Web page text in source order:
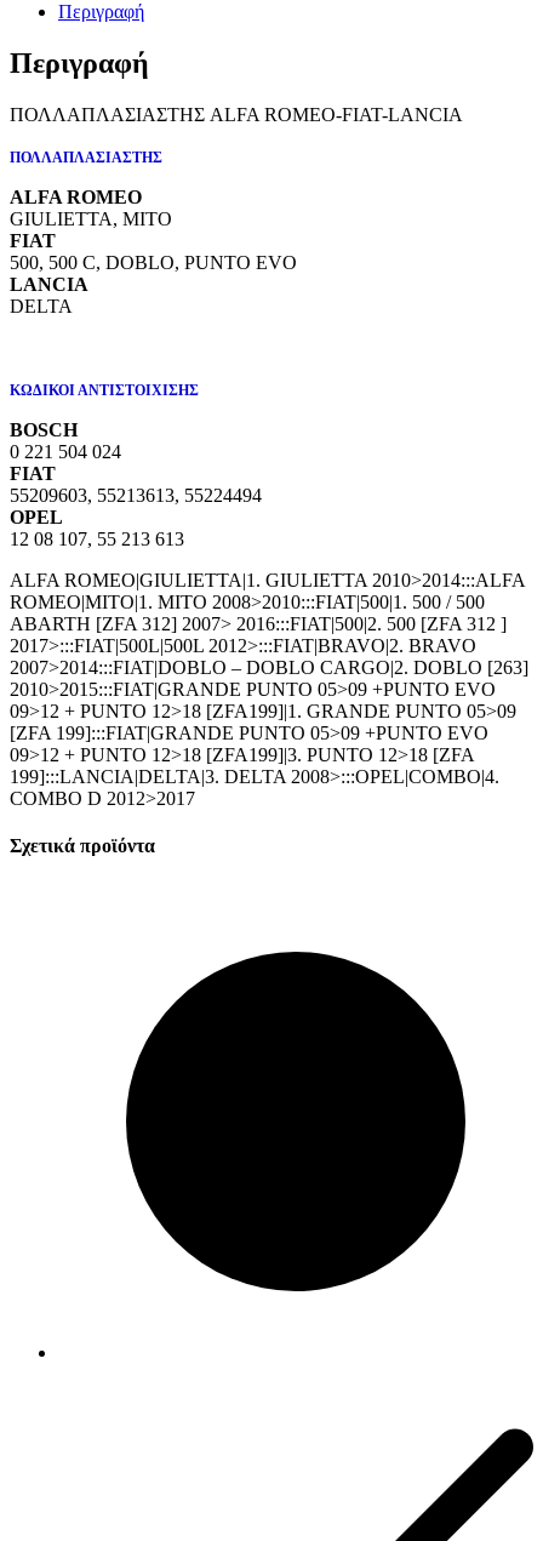
Περιγραφή
Περιγραφή
ΠΟΛΛΑΠΛΑΣΙΑΣΤΗΣ ALFA ROMEO-FIAT-LANCIA
ΠΟΛΛΑΠΛΑΣΙΑΣΤΗΣ
ALFA ROMEO
GIULIETTA, MITO
FIAT
500, 500 C, DOBLO, PUNTO EVO
LANCIA
DELTA
ΚΩΔΙΚΟΙ ΑΝΤΙΣΤΟΙΧΙΣΗΣ
BOSCH
0 221 504 024
FIAT
55209603, 55213613, 55224494
OPEL
12 08 107, 55 213 613
ALFA ROMEO|GIULIETTA|1. GIULIETTA 2010>2014:::ALFA
ROMEO|MITO|1. MITO 2008>2010:::FIAT|500|1. 500 / 500
ABARTH [ZFA 312] 2007> 2016:::FIAT|500|2. 500 [ZFA 312 ]
2017>:::FIAT|500L|500L 2012>:::FIAT|BRAVO|2. BRAVO
2007>2014:::FIAT|DOBLO – DOBLO CARGO|2. DOBLO [263]
2010>2015:::FIAT|GRANDE PUNTO 05>09 +PUNTO EVO
09>12 + PUNTO 12>18 [ZFA199]|1. GRANDE PUNTO 05>09
[ZFA 199]:::FIAT|GRANDE PUNTO 05>09 +PUNTO EVO
09>12 + PUNTO 12>18 [ZFA199]|3. PUNTO 12>18 [ZFA
199]:::LANCIA|DELTA|3. DELTA 2008>:::OPEL|COMBO|4.
COMBO D 2012>2017
Σχετικά προϊόντα